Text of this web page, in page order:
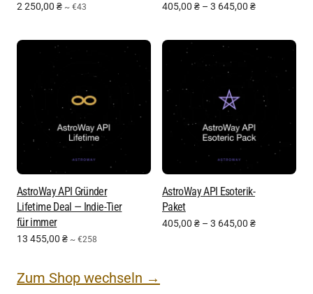
2 250,00 ₴ ~ €43 405,00 ₴ – 3 645,00 ₴
AstroWay API Gründer
Lifetime Deal — Indie-Tier
für immer
13 455,00 ₴ ~ €258
AstroWay API Esoterik-
Paket
405,00 ₴ – 3 645,00 ₴
Zum Shop wechseln →